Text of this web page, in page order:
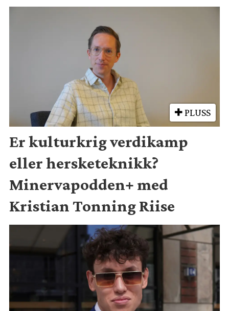
PLUSS
Er kulturkrig verdikamp
eller hersketeknikk?
Minervapodden+ med
Kristian Tonning Riise